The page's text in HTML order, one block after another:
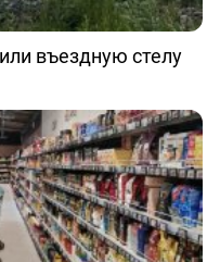
въездную стелу